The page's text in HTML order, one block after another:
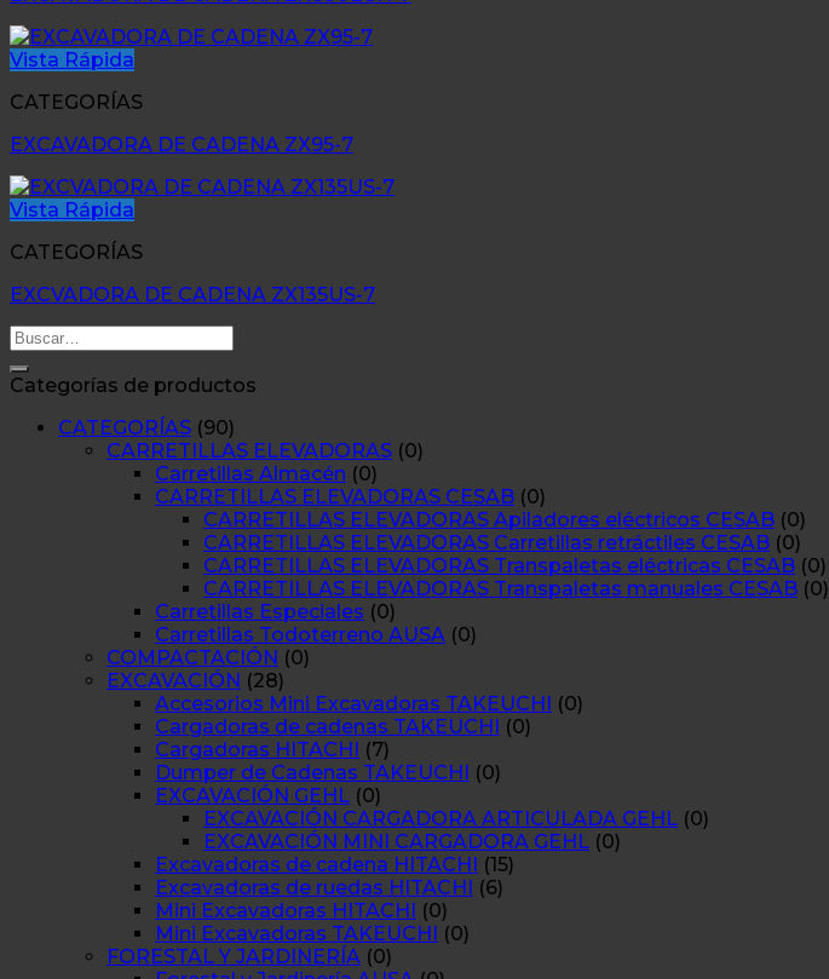
Vista Rápida
CATEGORÍAS
EXCAVADORA DE CADENA ZX95-7
Vista Rápida
CATEGORÍAS
EXCVADORA DE CADENA ZX135US-7
Buscar
Categorías de productos
CATEGORÍAS (90)
CARRETILLAS ELEVADORAS (0)
Carretillas Almacén (0)
CARRETILLAS ELEVADORAS CESAB (0)
CARRETILLAS ELEVADORAS Apiladores eléctricos CESAB (0)
CARRETILLAS ELEVADORAS Carretillas retráctiles CESAB (0)
CARRETILLAS ELEVADORAS Transpaletas eléctricas CESAB (0)
CARRETILLAS ELEVADORAS Transpaletas manuales CESAB (0)
Carretillas Especiales (0)
Carretillas Todoterreno AUSA (0)
COMPACTACIÓN (0)
EXCAVACIÓN (28)
Accesorios Mini Excavadoras TAKEUCHI
(0)
Cargadoras de cadenas TAKEUCHI
(0)
Cargadoras HITACHI
(7)
Dumper de Cadenas TAKEUCHI
(0)
EXCAVACIÓN GEHL (0)
EXCAVACIÓN CARGADORA ARTICULADA GEHL (0)
EXCAVACIÓN MINI CARGADORA GEHL (0)
Excavadoras de cadena HITACHI
(15)
Excavadoras de ruedas HITACHI
(6)
Mini Excavadoras HITACHI
(0)
Mini Excavadoras TAKEUCHI
(0)
FORESTAL Y JARDINERÍA (0)